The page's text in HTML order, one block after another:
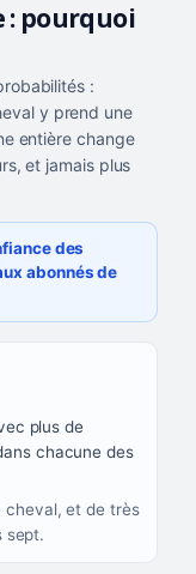
: pourquoi
:
y prend une
entière change
et jamais plus
des
abonnés de
plus de
chacune des
cheval, et de très
sept.